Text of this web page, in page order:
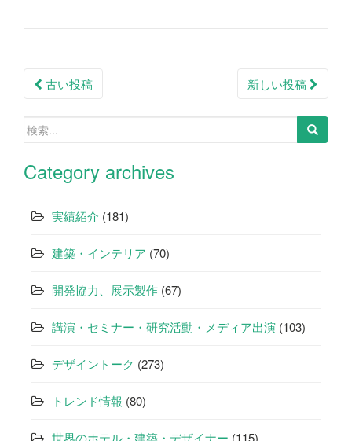
投
ナ
ビ
ゲ
ー
シ
ン
古い投稿 新しい投稿
検
Category archives
実績紹介 (181)
建築・インテリア (70)
開発協力、展示製作 (67)
講演・セミナー・研究活動・メディア出演 (103)
デザイントーク (273)
トレンド情報 (80)
世界のホテル・建築・デザイナー (115)